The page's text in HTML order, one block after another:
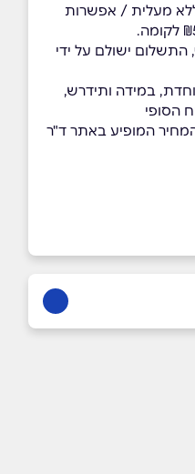
מעלית / אפשרות
התשלום ישולם על ידי
במידה ותידרש,
הסופי
המופיע באתר ד"ר